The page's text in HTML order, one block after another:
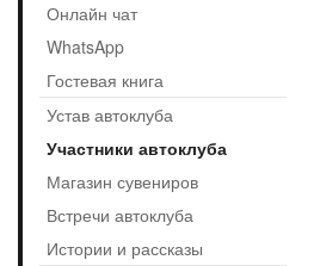
Онлайн чат
WhatsApp
Гостевая книга
Устав автоклуба
Участники автоклуба
Магазин сувениров
Встречи автоклуба
Истории и рассказы